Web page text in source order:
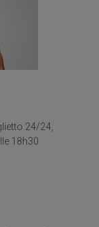
24/24,
18h30